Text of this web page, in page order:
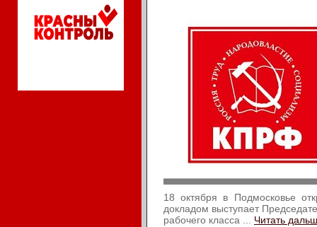
18 октября в Подмосковье
докладом выступает
рабочего класса ... Читать